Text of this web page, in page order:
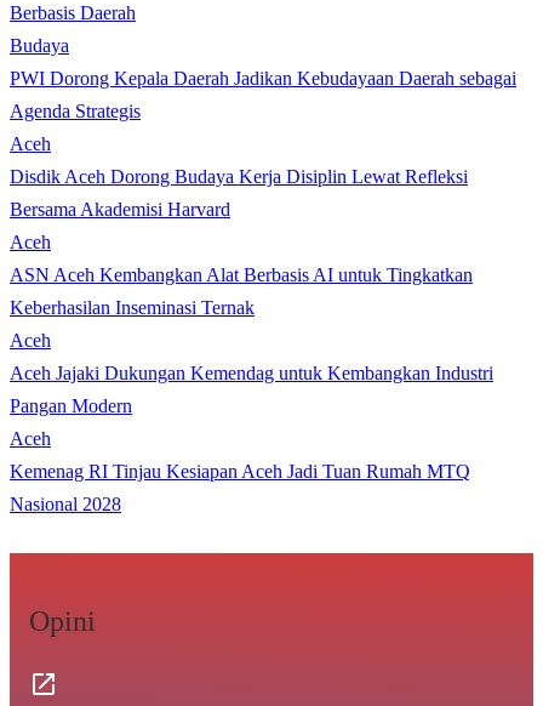
Berbasis Daerah
Budaya
PWI Dorong Kepala Daerah Jadikan Kebudayaan Daerah sebagai
Agenda Strategis
Aceh
Disdik Aceh Dorong Budaya Kerja Disiplin Lewat Refleksi
Bersama Akademisi Harvard
Aceh
ASN Aceh Kembangkan Alat Berbasis AI untuk Tingkatkan
Keberhasilan Inseminasi Ternak
Aceh
Aceh Jajaki Dukungan Kemendag untuk Kembangkan Industri
Pangan Modern
Aceh
Kemenag RI Tinjau Kesiapan Aceh Jadi Tuan Rumah MTQ
Nasional 2028
Opini